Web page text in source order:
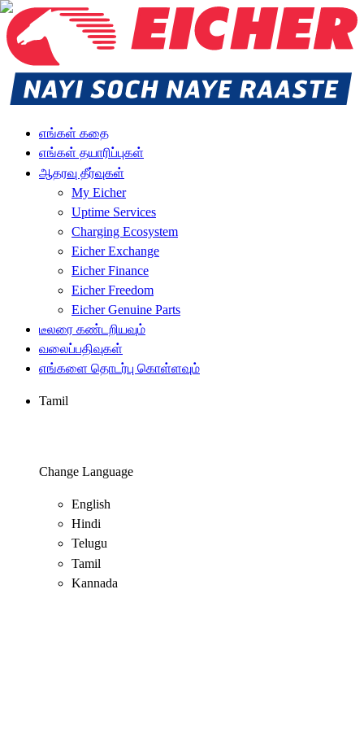
எங்கள் கதை
எங்கள் தயாரிப்புகள்
ஆதரவு தீர்வுகள்
My Eicher
Uptime Services
Charging Ecosystem
Eicher Exchange
Eicher Finance
Eicher Freedom
Eicher Genuine Parts
டீலரை கண்டறியவும்
வலைப்பதிவுகள்
எங்களை தொடர்பு கொள்ளவும்
Tamil
Change Language
English
Hindi
Telugu
Tamil
Kannada